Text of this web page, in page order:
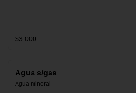
$3.000
Agua s/gas
Agua mineral